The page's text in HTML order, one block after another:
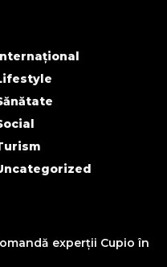
experții Cupio în